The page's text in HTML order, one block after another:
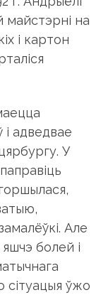
майстэрні на
і картон
адведвае
У
Але
болей і
сітуацыя ўжо